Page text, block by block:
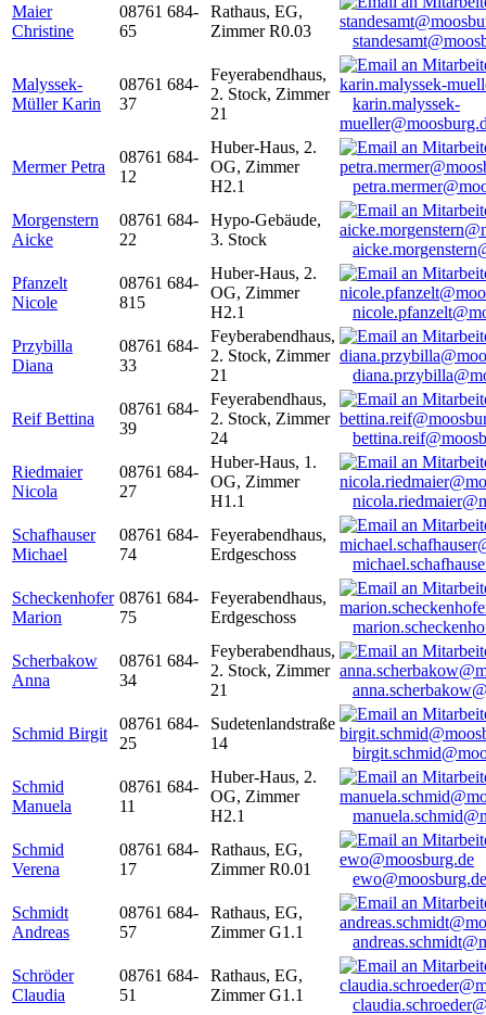
Maier
Christine
08761 684-
65
Rathaus, EG,
Zimmer R0.03
Malyssek-
Müller Karin
08761 684-
37
Feyerabendhaus,
2. Stock, Zimmer
21
karin.malyssek-
Mermer Petra
08761 684-
12
Huber-Haus, 2.
OG, Zimmer
H2.1
Morgenstern
Aicke
08761 684-
22
Hypo-Gebäude,
3. Stock
Pfanzelt
Nicole
08761 684-
815
Huber-Haus, 2.
OG, Zimmer
H2.1
Przybilla
Diana
08761 684-
33
Feyberabendhaus,
2. Stock, Zimmer
21
Reif Bettina
08761 684-
39
Feyerabendhaus,
2. Stock, Zimmer
24
Riedmaier
Nicola
08761 684-
27
Huber-Haus, 1.
OG, Zimmer
H1.1
Schafhauser
Michael
08761 684-
74
Feyerabendhaus,
Erdgeschoss
Scheckenhofer
Marion
08761 684-
75
Feyerabendhaus,
Erdgeschoss
Scherbakow
Anna
08761 684-
34
Feyberabendhaus,
2. Stock, Zimmer
21
Schmid Birgit
08761 684-
25
Sudetenlandstraße
14
Schmid
Manuela
08761 684-
11
Huber-Haus, 2.
OG, Zimmer
H2.1
Schmid
Verena
08761 684-
17
Rathaus, EG,
Zimmer R0.01
ewo@moosburg.de
Schmidt
Andreas
08761 684-
57
Rathaus, EG,
Zimmer G1.1
Schröder
Claudia
08761 684-
51
Rathaus, EG,
Zimmer G1.1